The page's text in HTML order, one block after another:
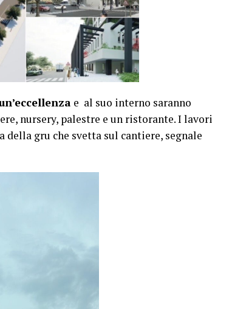
e al suo interno saranno
nursery, palestre e un ristorante. I lavori
gru che svetta sul cantiere, segnale